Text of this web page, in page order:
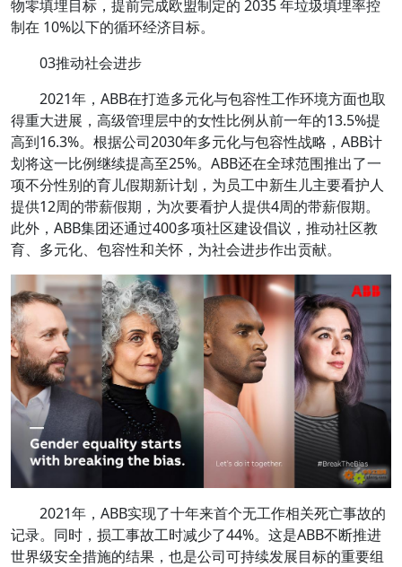
物零填埋目标，提前完成欧盟制定的 2035 年垃圾填埋率控
制在 10%以下的循环经济目标。
03推动社会进步
2021年，ABB在打造多元化与包容性工作环境方面也取
得重大进展，高级管理层中的女性比例从前一年的13.5%提
高到16.3%。根据公司2030年多元化与包容性战略，ABB计
划将这一比例继续提高至25%。ABB还在全球范围推出了一
项不分性别的育儿假期新计划，为员工中新生儿主要看护人
提供12周的带薪假期，为次要看护人提供4周的带薪假期。
此外，ABB集团还通过400多项社区建设倡议，推动社区教
育、多元化、包容性和关怀，为社会进步作出贡献。
2021年，ABB实现了十年来首个无工作相关死亡事故的
记录。同时，损工事故工时减少了44%。这是ABB不断推进
世界级安全措施的结果，也是公司可持续发展目标的重要组